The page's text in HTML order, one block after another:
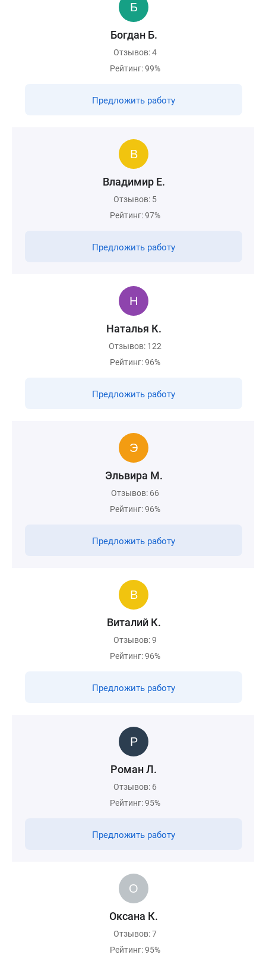
Богдан Б.
Отзывов: 4
Рейтинг: 99%
Предложить работу
Владимир Е.
Отзывов: 5
Рейтинг: 97%
Предложить работу
Наталья К.
Отзывов: 122
Рейтинг: 96%
Предложить работу
Эльвира М.
Отзывов: 66
Рейтинг: 96%
Предложить работу
Виталий К.
Отзывов: 9
Рейтинг: 96%
Предложить работу
Роман Л.
Отзывов: 6
Рейтинг: 95%
Предложить работу
Оксана К.
Отзывов: 7
Рейтинг: 95%